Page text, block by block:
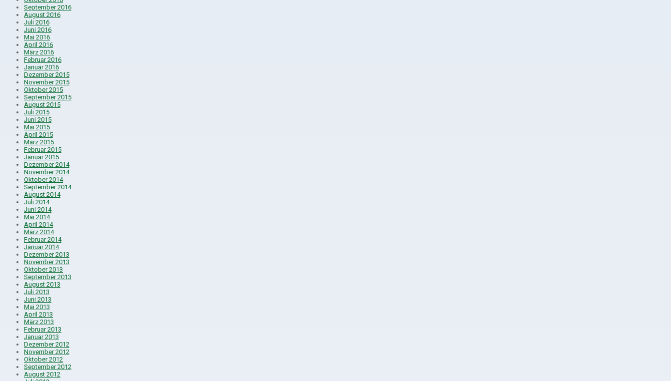
September 2016
August 2016
Juli 2016
Juni 2016
Mai 2016
April 2016
März 2016
Februar 2016
Januar 2016
Dezember 2015
November 2015
Oktober 2015
September 2015
August 2015
Juli 2015
Juni 2015
Mai 2015
April 2015
März 2015
Februar 2015
Januar 2015
Dezember 2014
November 2014
Oktober 2014
September 2014
August 2014
Juli 2014
Juni 2014
Mai 2014
April 2014
März 2014
Februar 2014
Januar 2014
Dezember 2013
November 2013
Oktober 2013
September 2013
August 2013
Juli 2013
Juni 2013
Mai 2013
April 2013
März 2013
Februar 2013
Januar 2013
Dezember 2012
November 2012
Oktober 2012
September 2012
August 2012